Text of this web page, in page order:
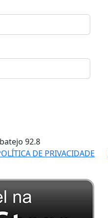
92.8
DE PRIVACIDADE